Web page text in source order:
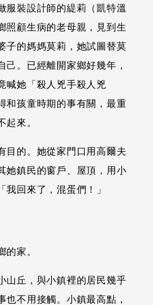
服裝設計師的緹莉（凱特溫
照顧生病的老母親，見到生
子的媽媽莫莉，她試圖替莫
己。已經離開家鄉好幾年，
喊她「殺人兇手殺人兇
和孩童時期的事有關，最重
起來。
目的。她從家門口用高爾夫
她鎮民的窗戶、屋頂，用小
我回來了，混蛋們！」
的家。
山丘，與小鎮裡的居民幾乎
也不用接觸。小鎮最高點，